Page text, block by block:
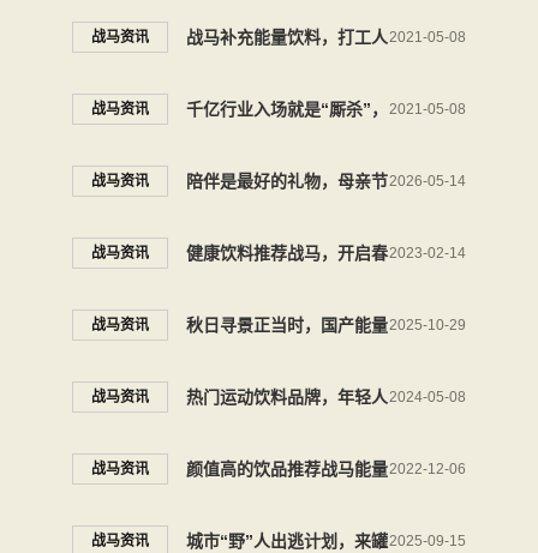
夏日第一声战鼓
战马资讯 战马补充能量饮料，打工人
的标配
2021-05-08
战马资讯 千亿行业入场就是“厮杀”，
功能饮料品牌力才是实质上
2021-05-08
战马资讯 陪伴是最好的礼物，母亲节
来罐战马能量饮料为爱添能
2026-05-14
战马资讯 健康饮料推荐战马，开启春
天新活力
2023-02-14
战马资讯 秋日寻景正当时，国产能量
饮料战马守护徒步摄影的专
2025-10-29
战马资讯 热门运动饮料品牌，年轻人
更爱这款
2024-05-08
战马资讯 颜值高的饮品推荐战马能量
型维生素饮料，简到极致才
2022-12-06
战马资讯 城市“野”人出逃计划，来罐2025-09-15